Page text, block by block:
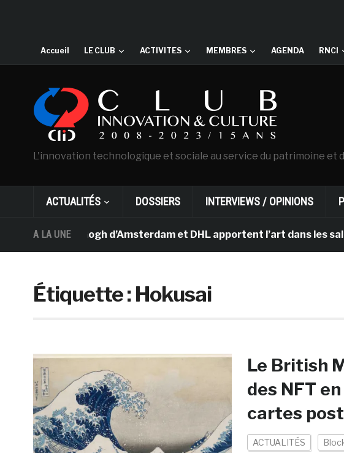
Accueil LE CLUB ACTIVITES MEMBRES AGENDA RNCI
L'innovation technologique et sociale au service du patrimoine et
ACTUALITÉS DOSSIERS INTERVIEWS / OPINIONS
A LA UNE
Van Gogh d’Amsterdam et DHL apportent l’art dans les salles
Étiquette :Hokusai
Le British
des NFT
cartes
ACTUALITÉS